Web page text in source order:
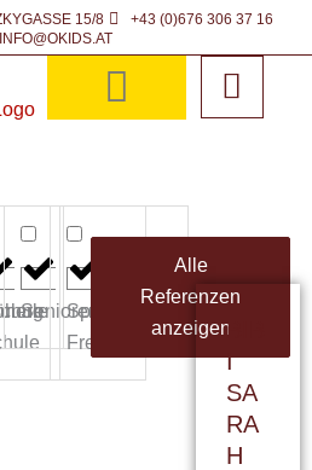
15/8
+43 (0)676 306 37 16
INFO@OKIDS.AT
Seniorenresidenz
Sport-
Freizeit
Alle
Referenzen
anzeigenBIB
I
SA
RA
H